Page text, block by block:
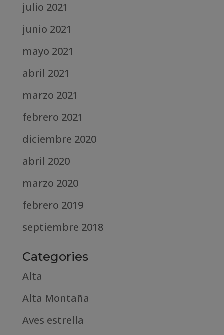
julio 2021
junio 2021
mayo 2021
abril 2021
marzo 2021
febrero 2021
diciembre 2020
abril 2020
marzo 2020
febrero 2019
septiembre 2018
Categories
Alta
Alta Montaña
Aves estrella